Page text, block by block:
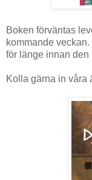
Boken förväntas
kommande
för länge innan den
Kolla gärna in våra